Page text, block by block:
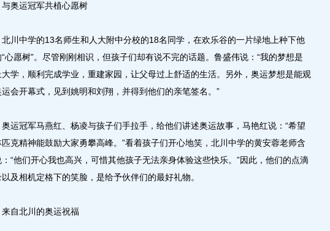
运冠军共植心愿树
中学的13名师生和人大附中分校的18名同学，在欢乐谷的一片绿地上种下他
心愿树”。尽管刚刚相识，但孩子们却有说不完的话题。鲁盛伟说：“我的梦想是
大学，顺利完成学业，重建家园，让父母过上舒适的生活。另外，奥运梦想是能观
会开幕式，见到姚明和刘翔，并得到他们的亲笔签名。”
冠军马燕红、杨凌与孩子们手拉手，给他们讲述奥运故事，马艳红说：“希望
克精神能鼓励大家勇攀高峰。”看着孩子们开心地笑，北川中学的黄安蓉老师含
“他们开心我也高兴，可惜其他孩子无法亲身体验这些快乐。”因此，他们的点滴
及相机定格下的笑脸，是给予伙伴们的最好礼物。
北川的奥运祝福